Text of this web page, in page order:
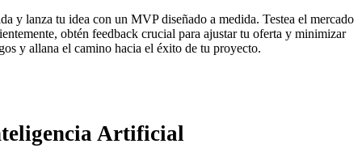
y lanza tu idea con un MVP diseñado a medida. Testea el mercado
obtén feedback crucial para ajustar tu oferta y minimizar
y allana el camino hacia el éxito de tu proyecto.
Artificial